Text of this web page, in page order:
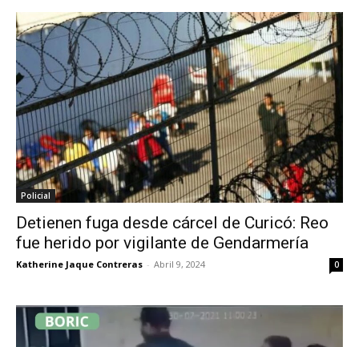
Policial
Detienen fuga desde cárcel de Curicó: Reo
fue herido por vigilante de Gendarmería
Katherine Jaque Contreras - Abril 9, 2024 0